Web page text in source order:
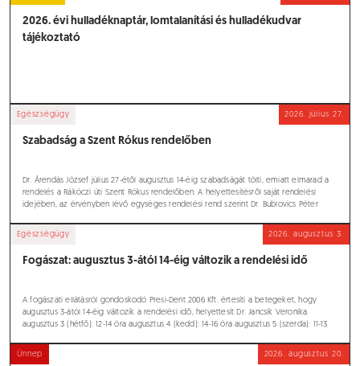
2026. évi hulladéknaptár, lomtalanítási és hulladékudvar
tájékoztató
Egészségügy július 27.
2026.
Szabadság a Szent Rókus rendelőben
Dr. Árendás József július 27-étől augusztus 14-éig szabadságát tölti, emiatt elmarad a
rendelés a Rákóczi úti Szent Rókus rendelőben. A helyettesítésről saját rendelési
idejében, az érvényben lévő egységes rendelési rend szerint Dr. Bublovics Péter
receptfelírással, vagy más kéréssel jelentkező betegek minden esetben tegyék
egyértelművé a személyüket a helyettesítő orvos számára a nevük/TAJ számuk
Egészségügy augusztus 3.
2026.
Fogászat: augusztus 3-ától 14-éig változik a rendelési idő
A fogászati ellátásról gondoskodó Presi-Dent 2006 Kft. értesíti a betegeket, hogy
augusztus 3-ától 14-éig változik a rendelési idő, helyettesít Dr. Jancsik Veronika.
augusztus 3 (hétfő): 12-14 óra augusztus 4 (kedd): 14-16 óra augusztus 5 (szerda): 11-13
augusztus 13 (csütörtök): 12-14 óra augusztus 14 (péntek): 9-11 óra Csak sürgősségi
Ünnep augusztus 20.
2026.